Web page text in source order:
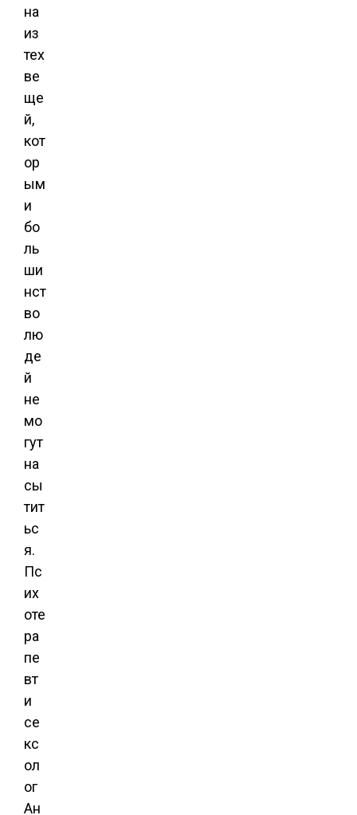
на
из
тех
ве
ще
й,
кот
ор
ым
и
бо
ль
ши
нст
во
лю
де
й
не
мо
гут
на
сы
тит
ьс
я.
Пс
их
оте
ра
пе
вт
и
се
кс
ол
ог
Ан